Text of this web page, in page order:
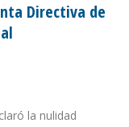
Directiva de
la nulidad